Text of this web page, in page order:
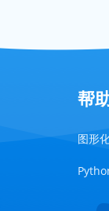
帮
图形